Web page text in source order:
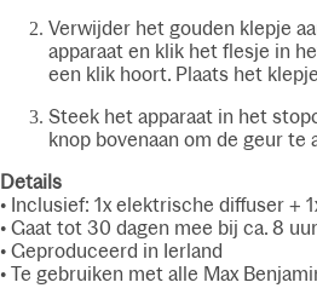
Verwijder het gouden klepje
apparaat en klik het flesje in
een klik hoort. Plaats het
Steek het apparaat in het
knop bovenaan om de geur te
Details
• Inclusief: 1x elektrische diffuser +
• Gaat tot 30 dagen mee bij ca. 8
• Geproduceerd in Ierland
• Te gebruiken met alle Max